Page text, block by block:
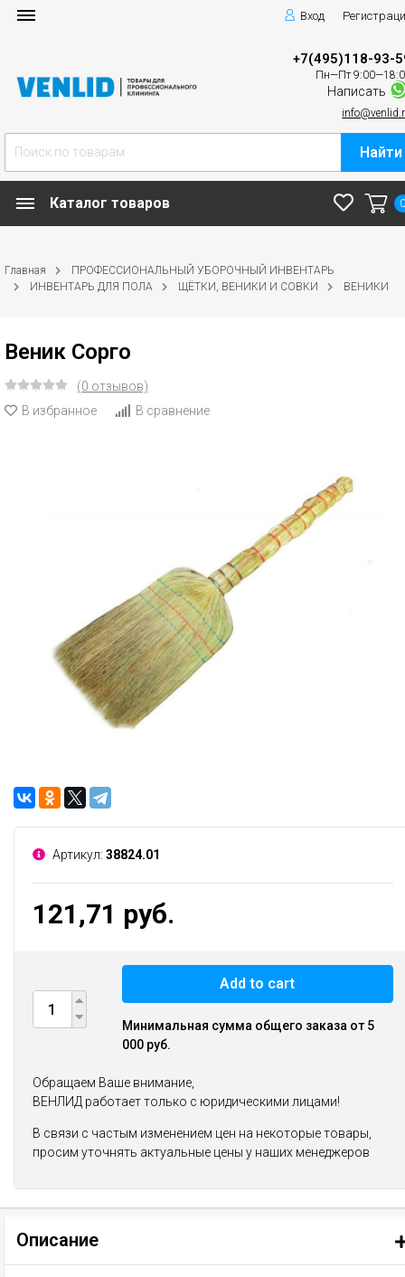
Вход
+7(495)118-93-
Пн—Пт
Написать
Найти
Каталог товаров
Главная
ПРОФЕССИОНАЛЬНЫЙ УБОРОЧНЫЙ ИНВЕНТАРЬ
ИНВЕНТАРЬ ДЛЯ ПОЛА
ЩЁТКИ, ВЕНИКИ И СОВКИ ВЕНИКИ
Веник Сорго
(0 отзывов)
В избранное
В сравнение
Артикул: 38824.01
121,71 руб.
Add to cart
Минимальная сумма общего заказа от 5
000 руб.
Обращаем Ваше внимание,
ВЕНЛИД работает только с юридическими лицами!
В связи с частым изменением цен на некоторые товары,
просим уточнять актуальные цены у наших менеджеров
Описание